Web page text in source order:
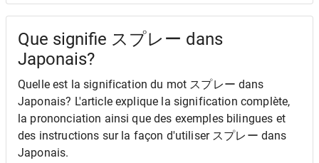
Que signifie スプレー dans
Japonais?
Quelle est la signification du mot スプレー dans
Japonais? L'article explique la signification complète,
la prononciation ainsi que des exemples bilingues et
des instructions sur la façon d'utiliser スプレー dans
Japonais.